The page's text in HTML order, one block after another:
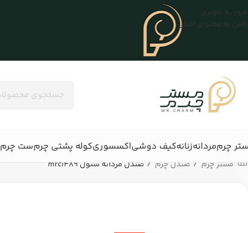
عبور به ناوبری
رفتن به محتوای اصلی
چرممردانهزنانهکیف دوشیاکسسوریکوله پشتی چرمست چرم
مستر چرم / صندل چرم / صندل مردانه سئول mrc1489